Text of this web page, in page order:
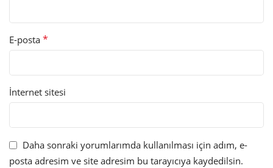
E-posta *
İnternet sitesi
Daha sonraki yorumlarımda kullanılması için adım, e-
posta adresim ve site adresim bu tarayıcıya kaydedilsin.